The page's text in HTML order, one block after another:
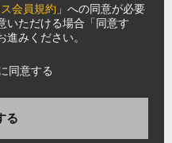
会員規約 」への同意が必要
いただける場合「同意す
みください。
同意する
る